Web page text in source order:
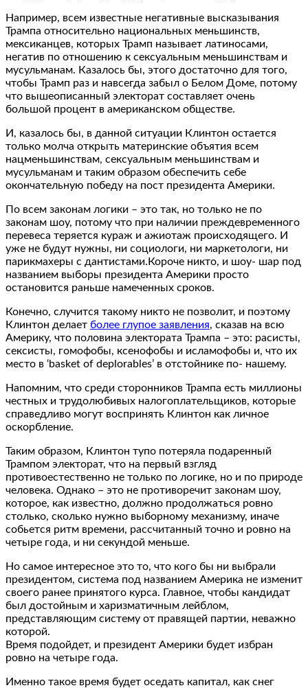
Например, всем известные негативные высказывания
Трампа относительно национальных меньшинств,
мексиканцев, которых Трамп называет латиносами,
негатив по отношению к сексуальным меньшинствам и
мусульманам. Казалось бы, этого достаточно для того,
чтобы Трамп раз и навсегда забыл о Белом Доме, потому
что вышеописанный электорат составляет очень
большой процент в американском обществе.
И, казалось бы, в данной ситуации Клинтон остается
только молча открыть материнские объятия всем
нацменьшинствам, сексуальным меньшинствам и
мусульманам и таким образом обеспечить себе
окончательную победу на пост президента Америки.
По всем законам логики – это так, но только не по
законам шоу, потому что при наличии преждевременного
перевеса теряется кураж и ажиотаж происходящего. И
уже не будут нужны, ни социологи, ни маркетологи, ни
парикмахеры с дантистами.Короче никто, и шоу- шар под
названием выборы президента Америки просто
остановится раньше намеченных сроков.
Конечно, случится такому никто не позволит, и поэтому
Клинтон делает более глупое заявления, сказав на всю
Америку, что половина электората Трампа – это: расисты,
сексисты, гомофобы, ксенофобы и исламофобы и, что их
место в ‘basket of deplorables’ в отстойнике по- нашему.
Напомним, что среди сторонников Трампа есть миллионы
честных и трудолюбивых налогоплательщиков, которые
справедливо могут воспринять Клинтон как личное
оскорбление.
Таким образом, Клинтон тупо потеряла подаренный
Трампом электорат, что на первый взгляд
противоестественно не только по логике, но и по природе
человека. Однако – это не противоречит законам шоу,
которое, как известно, должно продолжаться ровно
столько, сколько нужно выборному механизму, иначе
собьется ритм времени, рассчитанный точно и ровно на
четыре года, и ни секундой меньше.
Но самое интересное это то, что кого бы ни выбрали
президентом, система под названием Америка не изменит
своего ранее принятого курса. Главное, чтобы кандидат
был достойным и харизматичным лейблом,
представляющим систему от правящей партии, неважно
которой.
Время подойдет, и президент Америки будет избран
ровно на четыре года.
Именно такое время будет оседать капитал, как снег